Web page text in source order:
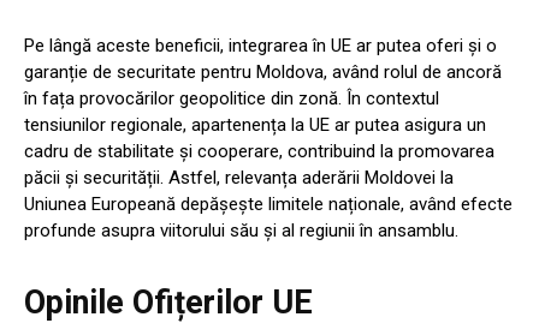
Pe lângă aceste beneficii, integrarea în UE ar putea oferi și o
garanție de securitate pentru Moldova, având rolul de ancoră
în fața provocărilor geopolitice din zonă. În contextul
tensiunilor regionale, apartenența la UE ar putea asigura un
cadru de stabilitate și cooperare, contribuind la promovarea
păcii și securității. Astfel, relevanța aderării Moldovei la
Uniunea Europeană depășește limitele naționale, având efecte
profunde asupra viitorului său și al regiunii în ansamblu.
Opinile Ofițerilor UE